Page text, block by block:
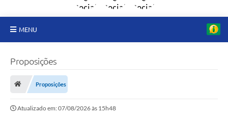
MENU
Proposições
Legislação
Proposições
Proposições
Atualizado em: 07/08/2026 às 15h48